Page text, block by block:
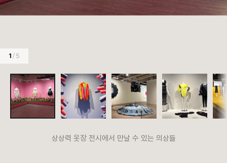
1 / 5
상상력 옷장 전시에서 만날 수 있는 의상들